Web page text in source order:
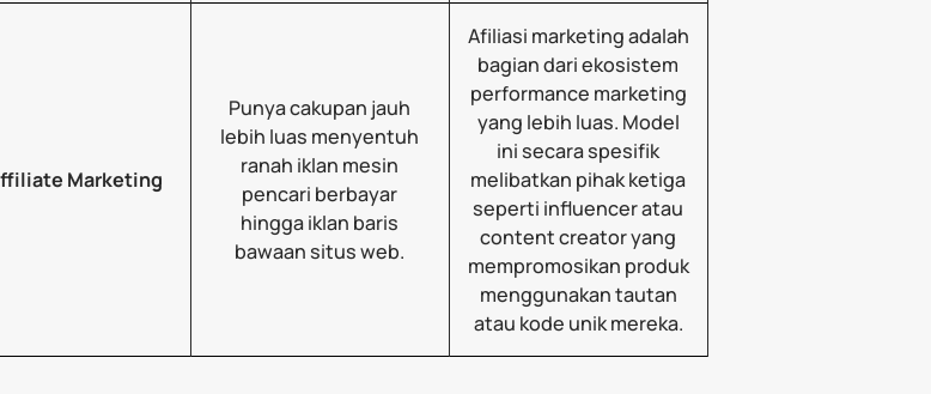
Marketing
Punya cakupan jauh
lebih luas menyentuh
ranah iklan mesin
pencari berbayar
hingga iklan baris
bawaan situs web.
Afiliasi marketing adalah
bagian dari ekosistem
performance marketing
yang lebih luas. Model
ini secara spesifik
melibatkan pihak ketiga
seperti influencer atau
content creator yang
mempromosikan produk
menggunakan tautan
atau kode unik mereka.